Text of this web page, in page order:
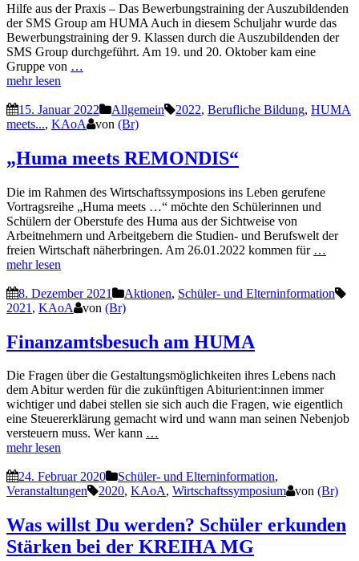
Hilfe aus der Praxis – Das Bewerbungstraining der Auszubildenden
der SMS Group am HUMA Auch in diesem Schuljahr wurde das
Bewerbungstraining der 9. Klassen durch die Auszubildenden der
SMS Group durchgeführt. Am 19. und 20. Oktober kam eine
Gruppe von …
mehr lesen
15. Januar 2022 Allgemein 2022, Berufliche Bildung, HUMA
meets..., KAoA von (Br)
„Huma meets REMONDIS“
Die im Rahmen des Wirtschaftssymposions ins Leben gerufene
Vortragsreihe „Huma meets …“ möchte den Schülerinnen und
Schülern der Oberstufe des Huma aus der Sichtweise von
Arbeitnehmern und Arbeitgebern die Studien- und Berufswelt der
freien Wirtschaft näherbringen. Am 26.01.2022 kommen für …
mehr lesen
8. Dezember 2021 Aktionen, Schüler- und Elterninformation
2021 , KAoA von (Br)
Finanzamtsbesuch am HUMA
Die Fragen über die Gestaltungsmöglichkeiten ihres Lebens nach
dem Abitur werden für die zukünftigen Abiturient:innen immer
wichtiger und dabei stellen sie sich auch die Fragen, wie eigentlich
eine Steuererklärung gemacht wird und wann man seinen Nebenjob
versteuern muss. Wer kann …
mehr lesen
24. Februar 2020 Schüler- und Elterninformation,
Veranstaltungen
2020, KAoA, Wirtschaftssymposium von (Br)
Was willst Du werden? Schüler erkunden
Stärken bei der KREIHA MG